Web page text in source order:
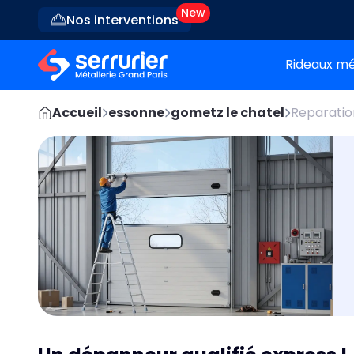
Nos interventions
Rideaux
Accueil essonne gometz le chatel